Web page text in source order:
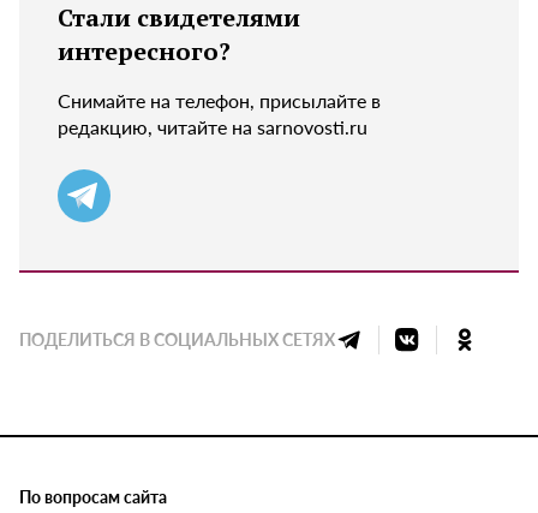
Стали свидетелями
интересного?
Снимайте на телефон, присылайте в
редакцию, читайте на sarnovosti.ru
ПОДЕЛИТЬСЯ В СОЦИАЛЬНЫХ СЕТЯХ
По вопросам сайта